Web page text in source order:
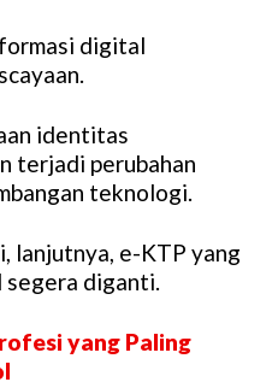
digital
identitas
terjadi perubahan
teknologi.
lanjutnya, e-KTP yang
segera diganti.
yang Paling